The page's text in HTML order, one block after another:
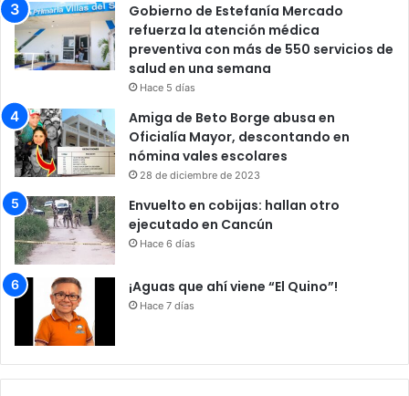
Gobierno de Estefanía Mercado
refuerza la atención médica
preventiva con más de 550 servicios de
salud en una semana
Hace 5 días
Amiga de Beto Borge abusa en
Oficialía Mayor, descontando en
nómina vales escolares
28 de diciembre de 2023
Envuelto en cobijas: hallan otro
ejecutado en Cancún
Hace 6 días
¡Aguas que ahí viene “El Quino”!
Hace 7 días